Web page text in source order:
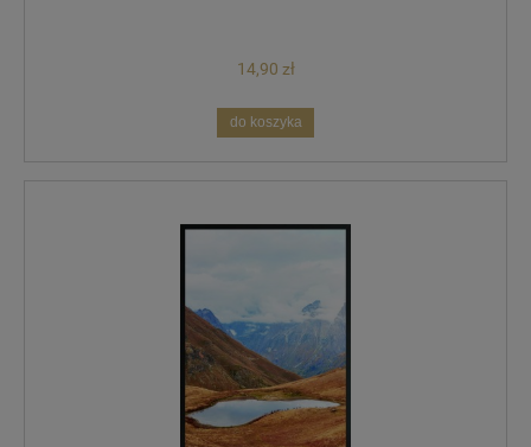
14,90 zł
do koszyka